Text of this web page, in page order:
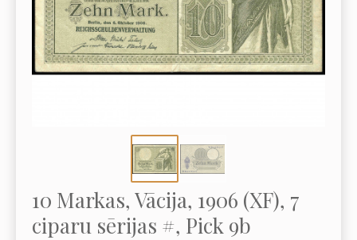
10 Markas, Vācija, 1906 (XF), 7
ciparu sērijas #, Pick 9b